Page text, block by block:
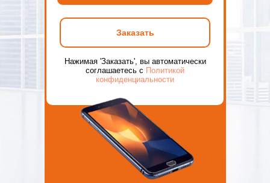
Заказать
Нажимая 'Заказать', вы автоматически
соглашаетесь с Политикой
конфиденциальности